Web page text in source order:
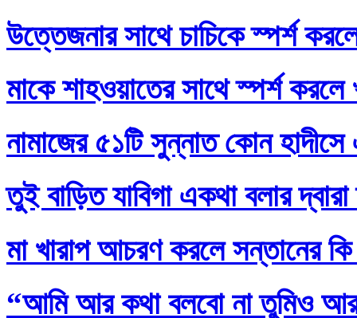
উত্তেজনার সাথে চাচিকে স্পর্শ
মাকে শাহওয়াতের সাথে স্পর্শ করলে
নামাজের ৫১টি সুন্নাত কোন হাদীসে
তুই বাড়িত যাবিগা একথা বলার
মা খারাপ আচরণ করলে সন্তানের
“আমি আর কথা বলবো না তুমিও আর